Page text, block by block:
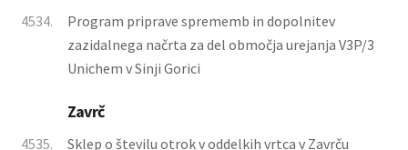
4534.
Program priprave sprememb in dopolnitev
zazidalnega načrta za del območja urejanja V3P/3
Unichem v Sinji Gorici
Zavrč
4535. Sklep o številu otrok v oddelkih vrtca v Zavrču